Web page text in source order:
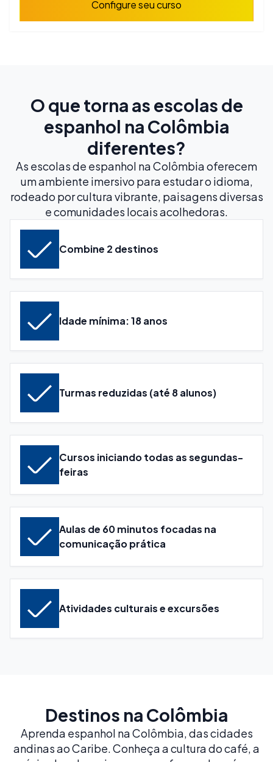
Configure seu curso
O que torna as escolas de
espanhol na Colômbia
diferentes?
As escolas de espanhol na Colômbia oferecem
um ambiente imersivo para estudar o idioma,
rodeado por cultura vibrante, paisagens diversas
e comunidades locais acolhedoras.
Combine 2 destinos
Idade mínima: 18 anos
Turmas reduzidas (até 8 alunos)
Cursos iniciando todas as segundas-
feiras
Aulas de 60 minutos focadas na
comunicação prática
Atividades culturais e excursões
Destinos na Colômbia
Aprenda espanhol na Colômbia, das cidades
andinas ao Caribe. Conheça a cultura do café, a